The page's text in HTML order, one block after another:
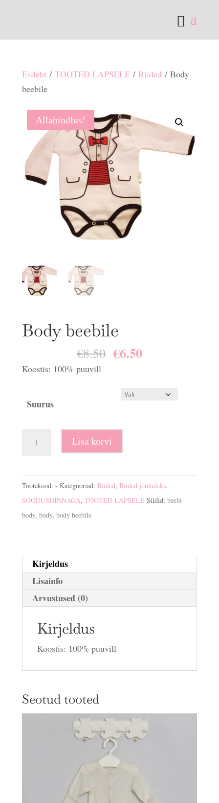
Esileht/ TOOTED LAPSELE/ Riided/ Body
beebile
Allahindlus!
Body beebile
€8.50 Algne
€8.50.
€6.50Praegune
€6.50.
Koostis: 100% puuvill
Suurus
Lisa korvi
Tootekood: - Kategooriad: Riided, Riided jõuludeks,
SOODUSHINNAGA, TOOTED LAPSELE Sildid: beebi
body, body, body beebile
Kirjeldus
Lisainfo
Arvustused (0)
Kirjeldus
Koostis: 100% puuvill
Seotud tooted